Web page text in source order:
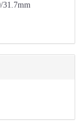
31.7mm